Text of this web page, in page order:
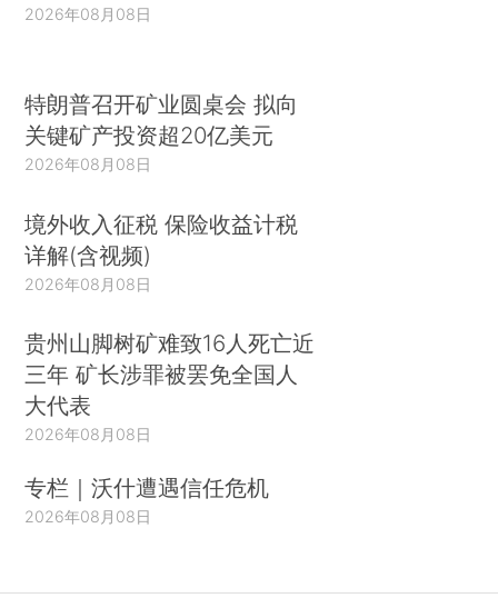
2026年08月08日
特朗普召开矿业圆桌会 拟向
关键矿产投资超20亿美元
2026年08月08日
境外收入征税 保险收益计税
详解(含视频)
2026年08月08日
贵州山脚树矿难致16人死亡近
三年 矿长涉罪被罢免全国人
大代表
2026年08月08日
专栏｜沃什遭遇信任危机
2026年08月08日